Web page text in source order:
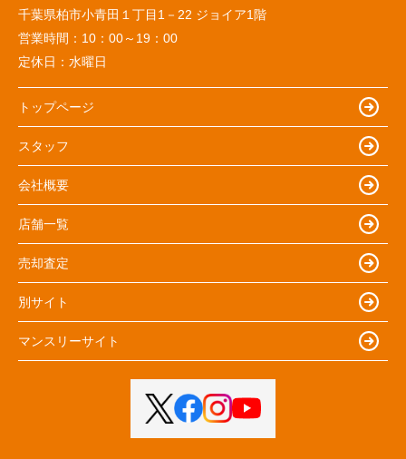
千葉県柏市小青田１丁目1－22 ジョイア1階
営業時間： 10：00～19：00
定休日： 水曜日
トップページ
スタッフ
会社概要
店舗一覧
売却査定
別サイト
マンスリーサイト